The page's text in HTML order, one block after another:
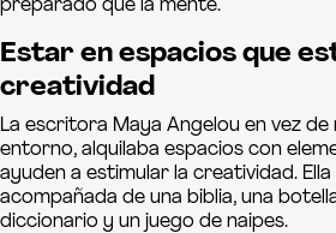
preparado que la mente.
Estar en espacios que
creatividad
La escritora Maya Angelou en vez
entorno, alquilaba espacios con
ayuden a estimular la creatividad.
acompañada de una biblia, una
diccionario y un juego de naipes.